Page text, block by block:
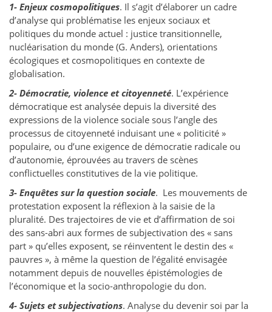
1- Enjeux cosmopolitiques. Il s’agit d’élaborer un cadre
d’analyse qui problématise les enjeux sociaux et
politiques du monde actuel : justice transitionnelle,
nucléarisation du monde (G. Anders), orientations
écologiques et cosmopolitiques en contexte de
globalisation.
2- Démocratie, violence et citoyenneté. L’expérience
démocratique est analysée depuis la diversité des
expressions de la violence sociale sous l’angle des
processus de citoyenneté induisant une « politicité »
populaire, ou d’une exigence de démocratie radicale ou
d’autonomie, éprouvées au travers de scènes
conflictuelles constitutives de la vie politique.
3- Enquêtes sur la question sociale. Les mouvements de
protestation exposent la réflexion à la saisie de la
pluralité. Des trajectoires de vie et d’affirmation de soi
des sans-abri aux formes de subjectivation des « sans
part » qu’elles exposent, se réinventent le destin des «
pauvres », à même la question de l’égalité envisagée
notamment depuis de nouvelles épistémologies de
l’économique et la socio-anthropologie du don.
4- Sujets et subjectivations. Analyse du devenir soi par la